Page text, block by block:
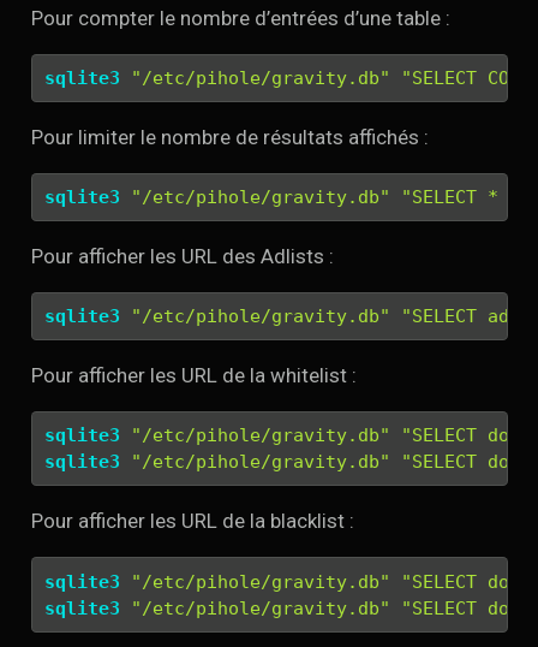
Pour compter le nombre d’entrées d’une table :
sqlite3 "/etc/pihole/gravity.db" "SELECT
Pour limiter le nombre de résultats affichés :
sqlite3 "/etc/pihole/gravity.db" "SELECT *
Pour afficher les URL des Adlists :
sqlite3 "/etc/pihole/gravity.db" "SELECT
Pour afficher les URL de la whitelist :
sqlite3 "/etc/pihole/gravity.db"
"SELECT
sqlite3
"/etc/pihole/gravity.db" "SELECT
Pour afficher les URL de la blacklist :
sqlite3 "/etc/pihole/gravity.db"
"SELECT
sqlite3
"/etc/pihole/gravity.db" "SELECT